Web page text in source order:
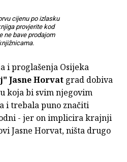
cijenu po izlasku
provjerite kod
ne bave prodajom
i proglašenja Osijeka
Jasne Horvat grad dobiva
koja bi svim njegovim
i trebala puno značiti
- jer on implicira krajnji
Jasne Horvat, ništa drugo